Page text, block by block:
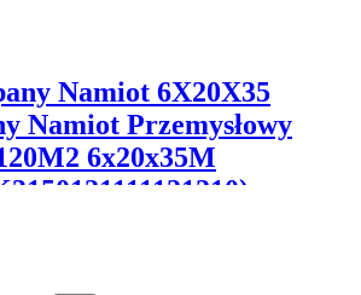
Namiot 6X20X35
Namiot Przemysłowy
6x20x35M